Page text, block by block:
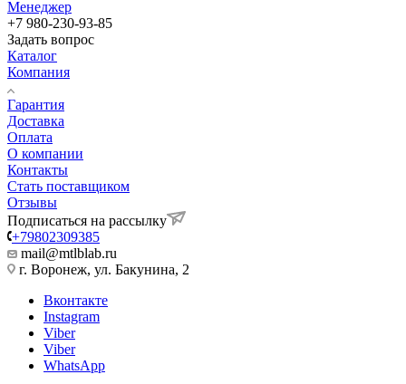
Менеджер
+7 980-230-93-85
Задать вопрос
Каталог
Компания
Гарантия
Доставка
Оплата
О компании
Контакты
Стать поставщиком
Отзывы
Подписаться на рассылку
+79802309385
mail@mtlblab.ru
г. Воронеж, ул. Бакунина, 2
Вконтакте
Instagram
Viber
Viber
WhatsApp